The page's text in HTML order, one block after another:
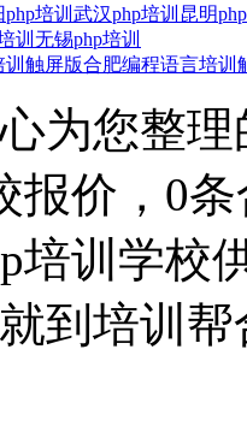
培训 武汉php培训 昆明
训 无锡php培训
触屏版合肥编程语言培训
为您整
报价，0
培训学校
到培训